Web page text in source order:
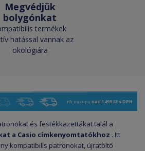
Megvédjük
bolygónkat
termékek
hatással vannak az
ökológiára
Při nákupu nad 1499 Kč s DPH
és festékkazettákat talál a
a Casio címkenyomtatókhoz . Itt
kompatibilis patronokat, újratöltő